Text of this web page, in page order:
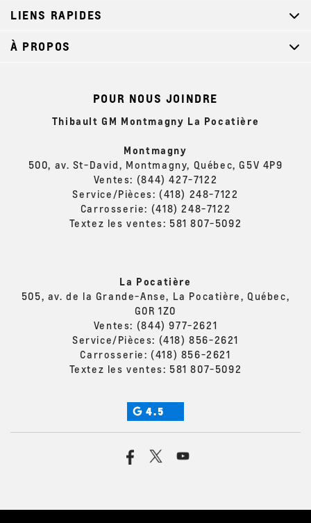
POUR NOUS JOINDRE
Thibault GM Montmagny La Pocatière
Montmagny
500, av. St-David, Montmagny, Québec, G5V 4P9
Ventes: (844) 427-7122
Service/Pièces: (418) 248-7122
Carrosserie: (418) 248-7122
Textez les ventes: 581 807-5092
La Pocatière
505, av. de la Grande-Anse, La Pocatière, Québec,
G0R 1Z0
Ventes: (844) 977-2621
Service/Pièces: (418) 856-2621
Carrosserie: (418) 856-2621
Textez les ventes: 581 807-5092
4.5
LIENS RAPIDES
À PROPOS